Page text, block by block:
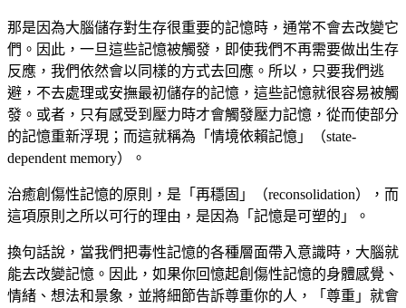
那是因為大腦儲存對生存很重要的記憶時，通常不會去改變它
們。因此，一旦這些記憶被觸發，即使我們不再需要做出生存
反應，我們依然會以同樣的方式去回應。所以，只要我們逃
避，不去處理或安撫最初儲存的記憶，這些記憶就很容易被觸
發。或者，只有感受到壓力時才會觸發壓力記憶，從而使部分
的記憶重新浮現；而這就稱為「情境依賴記憶」（state-
dependent memory）。
治癒創傷性記憶的原則，是「再穩固」（reconsolidation），而
這項原則之所以可行的理由，是因為「記憶是可塑的」。
換句話說，當我們把毒性記憶的各種層面帶入意識時，大腦就
能去改變記憶。因此，如果你回憶起創傷性記憶的身體感覺、
情緒、想法和景象，並將細節告訴尊重你的人，「尊重」就會